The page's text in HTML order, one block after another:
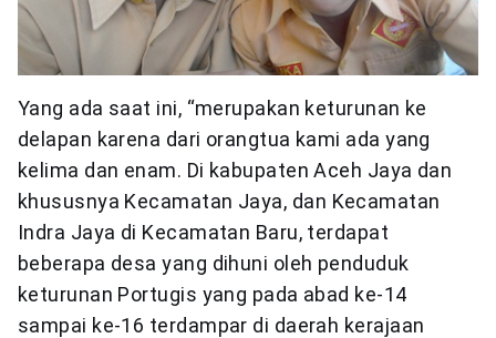
Yang ada saat ini, “merupakan keturunan ke
delapan karena dari orangtua kami ada yang
kelima dan enam. Di kabupaten Aceh Jaya dan
khususnya Kecamatan Jaya, dan Kecamatan
Indra Jaya di Kecamatan Baru, terdapat
beberapa desa yang dihuni oleh penduduk
keturunan Portugis yang pada abad ke-14
sampai ke-16 terdampar di daerah kerajaan